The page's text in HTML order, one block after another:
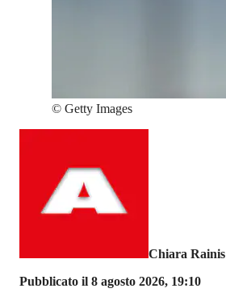
© Getty Images
Chiara Rainis
Pubblicato il 8 agosto 2026, 19:10